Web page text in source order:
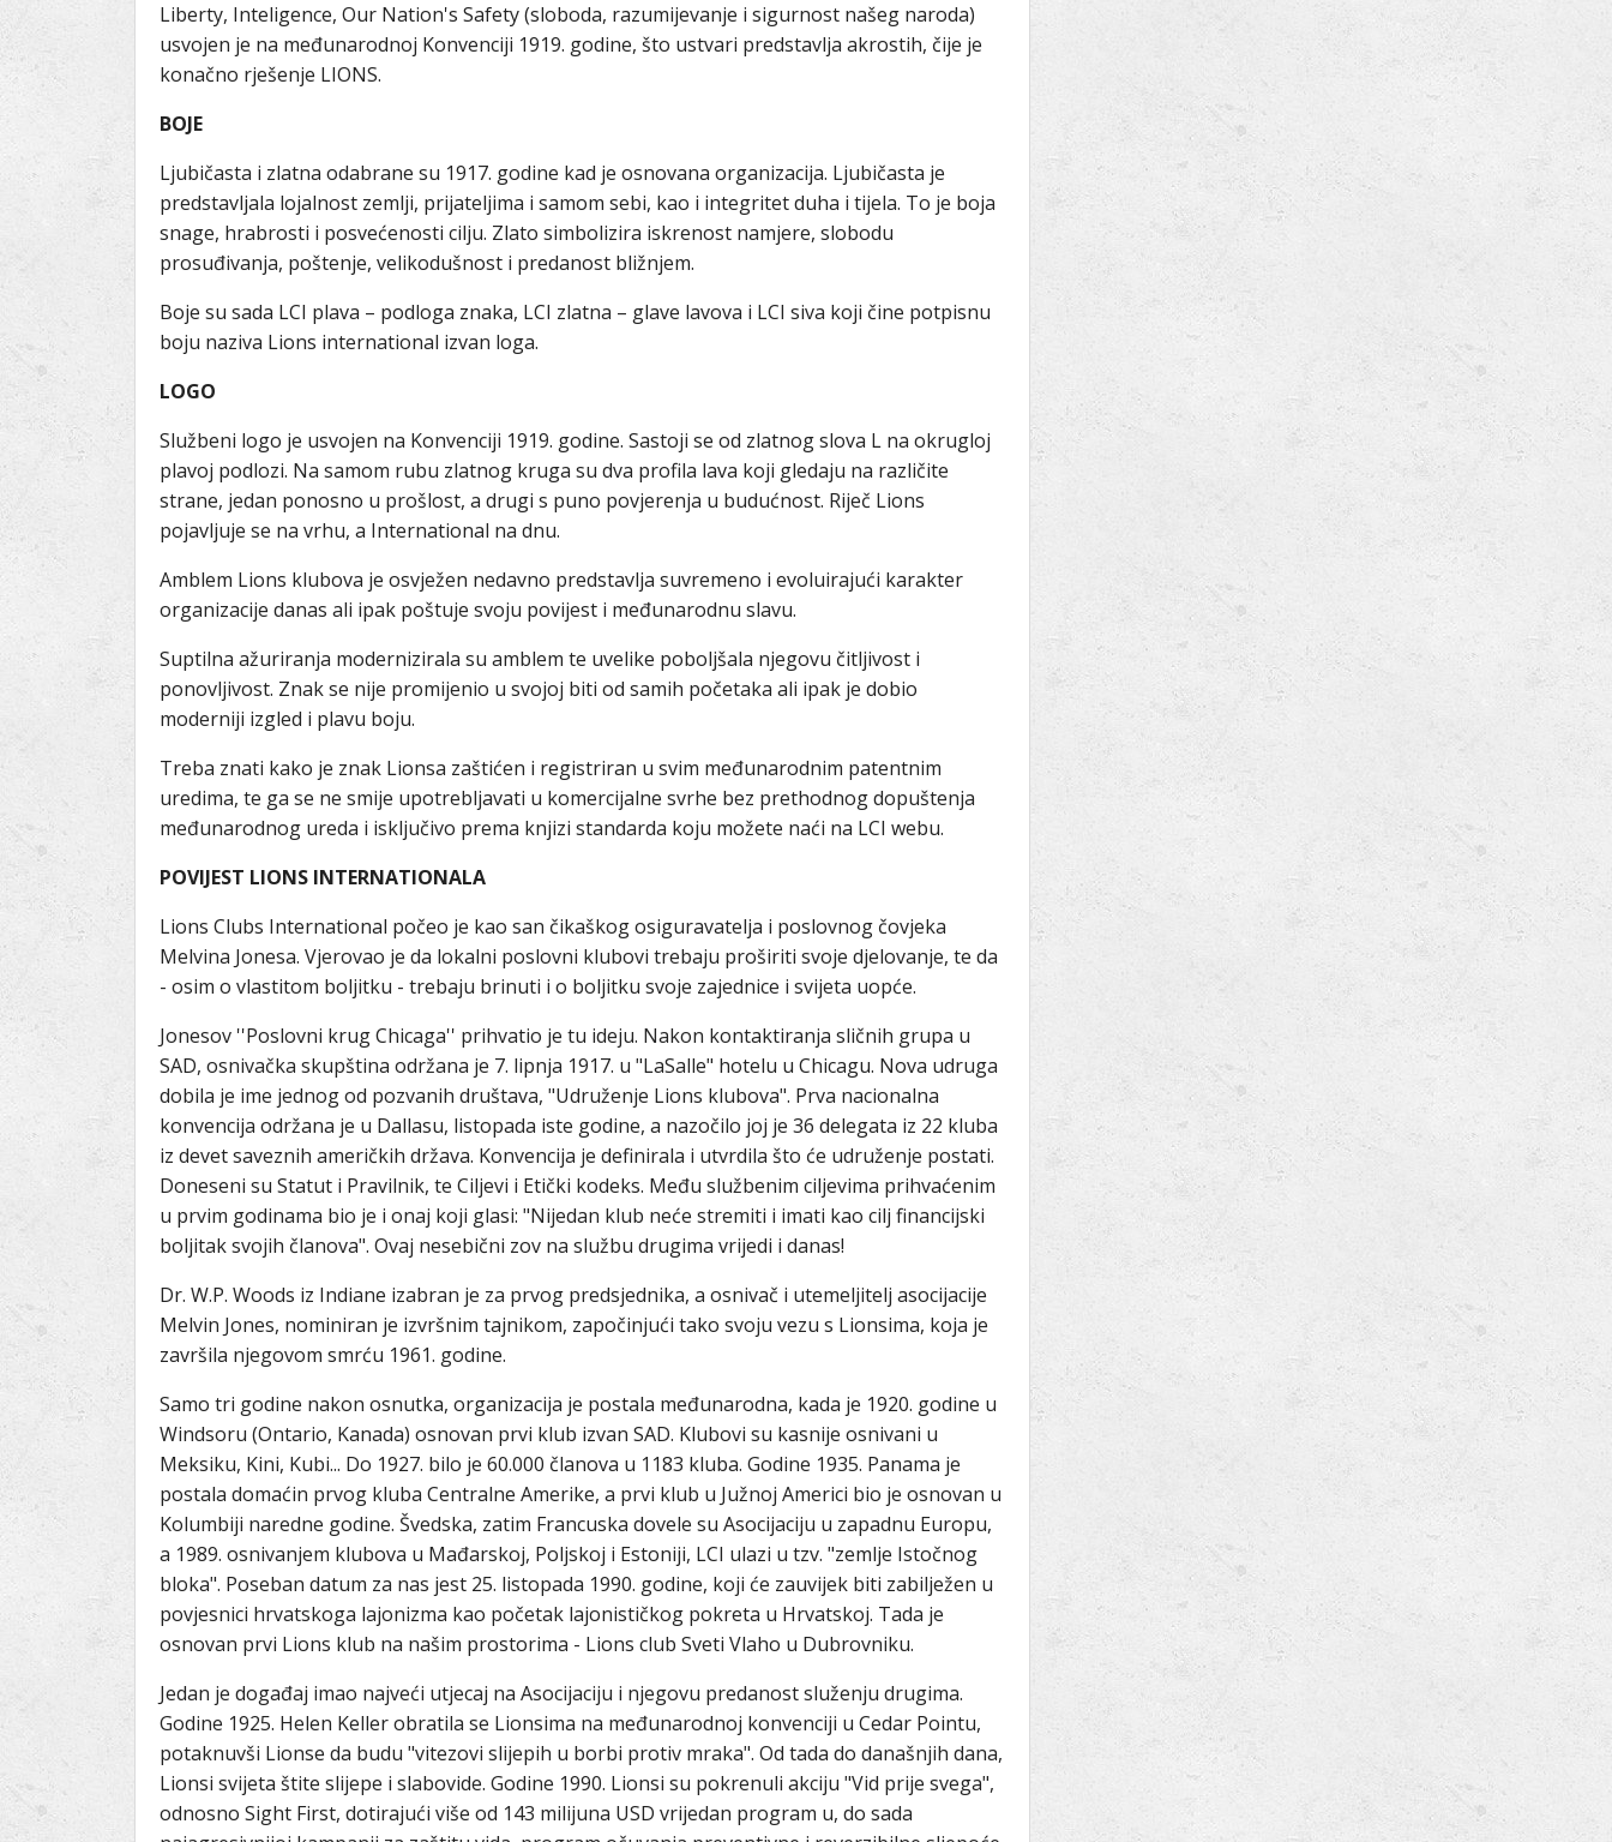
Liberty, Inteligence, Our Nation's Safety (sloboda, razumijevanje i sigurnost našeg naroda)
usvojen je na međunarodnoj Konvenciji 1919. godine, što ustvari predstavlja akrostih, čije je
konačno rješenje LIONS.
BOJE
Ljubičasta i zlatna odabrane su 1917. godine kad je osnovana organizacija. Ljubičasta je
predstavljala lojalnost zemlji, prijateljima i samom sebi, kao i integritet duha i tijela. To je boja
snage, hrabrosti i posvećenosti cilju. Zlato simbolizira iskrenost namjere, slobodu
prosuđivanja, poštenje, velikodušnost i predanost bližnjem.
Boje su sada LCI plava – podloga znaka, LCI zlatna – glave lavova i LCI siva koji čine potpisnu
boju naziva Lions international izvan loga.
LOGO
Službeni logo je usvojen na Konvenciji 1919. godine. Sastoji se od zlatnog slova L na okrugloj
plavoj podlozi. Na samom rubu zlatnog kruga su dva profila lava koji gledaju na različite
strane, jedan ponosno u prošlost, a drugi s puno povjerenja u budućnost. Riječ Lions
pojavljuje se na vrhu, a International na dnu.
Amblem Lions klubova je osvježen nedavno predstavlja suvremeno i evoluirajući karakter
organizacije danas ali ipak poštuje svoju povijest i međunarodnu slavu.
Suptilna ažuriranja modernizirala su amblem te uvelike poboljšala njegovu čitljivost i
ponovljivost. Znak se nije promijenio u svojoj biti od samih početaka ali ipak je dobio
moderniji izgled i plavu boju.
Treba znati kako je znak Lionsa zaštićen i registriran u svim međunarodnim patentnim
uredima, te ga se ne smije upotrebljavati u komercijalne svrhe bez prethodnog dopuštenja
međunarodnog ureda i isključivo prema knjizi standarda koju možete naći na LCI webu.
POVIJEST LIONS INTERNATIONALA
Lions Clubs International počeo je kao san čikaškog osiguravatelja i poslovnog čovjeka
Melvina Jonesa. Vjerovao je da lokalni poslovni klubovi trebaju proširiti svoje djelovanje, te da
- osim o vlastitom boljitku - trebaju brinuti i o boljitku svoje zajednice i svijeta uopće.
Jonesov ''Poslovni krug Chicaga'' prihvatio je tu ideju. Nakon kontaktiranja sličnih grupa u
SAD, osnivačka skupština održana je 7. lipnja 1917. u "LaSalle" hotelu u Chicagu. Nova udruga
dobila je ime jednog od pozvanih društava, "Udruženje Lions klubova". Prva nacionalna
konvencija održana je u Dallasu, listopada iste godine, a nazočilo joj je 36 delegata iz 22 kluba
iz devet saveznih američkih država. Konvencija je definirala i utvrdila što će udruženje postati.
Doneseni su Statut i Pravilnik, te Ciljevi i Etički kodeks. Među službenim ciljevima prihvaćenim
u prvim godinama bio je i onaj koji glasi: "Nijedan klub neće stremiti i imati kao cilj financijski
boljitak svojih članova". Ovaj nesebični zov na službu drugima vrijedi i danas!
Dr. W.P. Woods iz Indiane izabran je za prvog predsjednika, a osnivač i utemeljitelj asocijacije
Melvin Jones, nominiran je izvršnim tajnikom, započinjući tako svoju vezu s Lionsima, koja je
završila njegovom smrću 1961. godine.
Samo tri godine nakon osnutka, organizacija je postala međunarodna, kada je 1920. godine u
Windsoru (Ontario, Kanada) osnovan prvi klub izvan SAD. Klubovi su kasnije osnivani u
Meksiku, Kini, Kubi... Do 1927. bilo je 60.000 članova u 1183 kluba. Godine 1935. Panama je
postala domaćin prvog kluba Centralne Amerike, a prvi klub u Južnoj Americi bio je osnovan u
Kolumbiji naredne godine. Švedska, zatim Francuska dovele su Asocijaciju u zapadnu Europu,
a 1989. osnivanjem klubova u Mađarskoj, Poljskoj i Estoniji, LCI ulazi u tzv. "zemlje Istočnog
bloka". Poseban datum za nas jest 25. listopada 1990. godine, koji će zauvijek biti zabilježen u
povjesnici hrvatskoga lajonizma kao početak lajonističkog pokreta u Hrvatskoj. Tada je
osnovan prvi Lions klub na našim prostorima - Lions club Sveti Vlaho u Dubrovniku.
Jedan je događaj imao najveći utjecaj na Asocijaciju i njegovu predanost služenju drugima.
Godine 1925. Helen Keller obratila se Lionsima na međunarodnoj konvenciji u Cedar Pointu,
potaknuvši Lionse da budu "vitezovi slijepih u borbi protiv mraka". Od tada do današnjih dana,
Lionsi svijeta štite slijepe i slabovide. Godine 1990. Lionsi su pokrenuli akciju "Vid prije svega",
odnosno Sight First, dotirajući više od 143 milijuna USD vrijedan program u, do sada